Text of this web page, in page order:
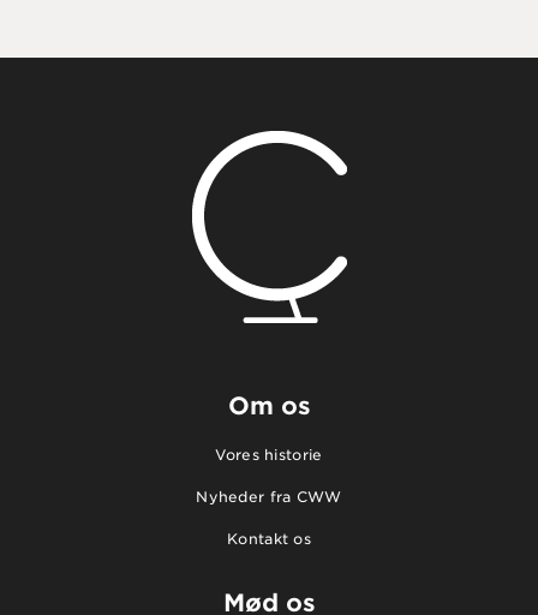
Om os
Vores historie
Nyheder fra CWW
Kontakt os
Mød os